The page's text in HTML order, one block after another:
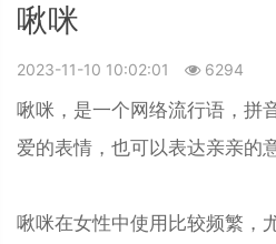
啾咪
2023-11-10 10:02:01 6294
啾咪，是一个网络流行语，拼
爱的表情，也可以表达亲亲的
啾咪在女性中使用比较频繁，